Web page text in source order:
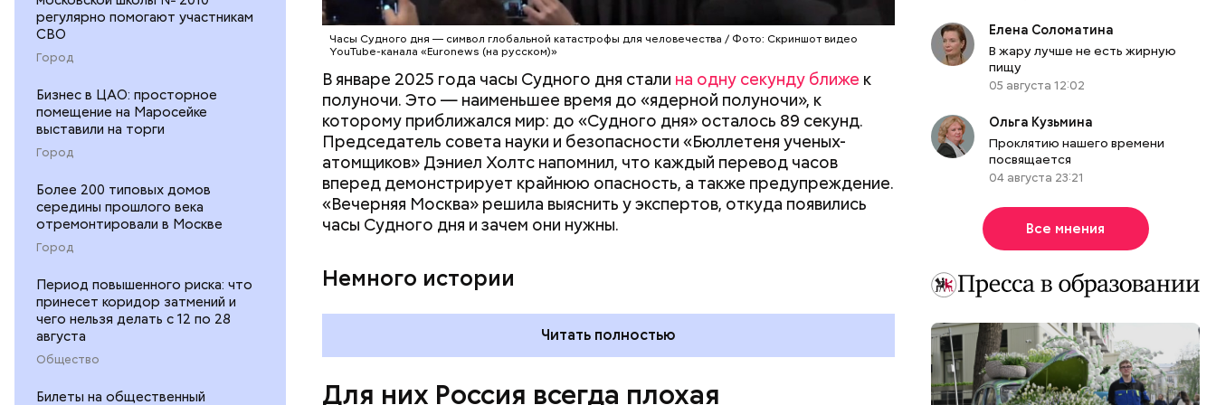
регулярно помогают участникам
СВО
Город
Бизнес в ЦАО: просторное
помещение на Маросейке
выставили на торги
Город
Более 200 типовых домов
середины прошлого века
отремонтировали в Москве
Город
Период повышенного риска: что
принесет коридор затмений и
чего нельзя делать с 12 по 28
августа
Общество
Билеты на общественный
Часы Судного дня — символ глобальной катастрофы для человечества / Фото: Скриншот видео
YouTube-канала «Euronews (на русском)»
В январе 2025 года часы Судного дня стали на одну секунду ближе к
полуночи. Это — наименьшее время до «ядерной полуночи», к
которому приближался мир: до «Судного дня» осталось 89 секунд.
Председатель совета науки и безопасности «Бюллетеня ученых-
атомщиков» Дэниел Холтс напомнил, что каждый перевод часов
вперед демонстрирует крайнюю опасность, а также предупреждение.
«Вечерняя Москва» решила выяснить у экспертов, откуда появились
часы Судного дня и зачем они нужны.
Немного истории
Читать полностью
Для них Россия всегда плохая
По-настоящему затратная история — Сирия. Зачем она нам? / кадр из фильма «Сирия.
Здесь был рай»
Елена Соломатина
В жару лучше не есть жирную
пищу
05 августа 12:02
Ольга Кузьмина
Проклятию нашего времени
посвящается
04 августа 23:21
Все мнения